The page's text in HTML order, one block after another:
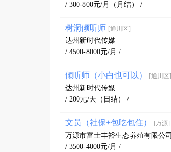
/ 300-800元/月（月结） /
树洞倾听师 [通川区]
达州新时代传媒
/ 4500-8000元/月 /
倾听师（小白也可以） [通川区]
达州新时代传媒
/ 200元/天（日结） /
文员（社保+包吃包住） [万源]
万源市富士丰裕生态养殖有限公司
/ 3500-4000元/月 /